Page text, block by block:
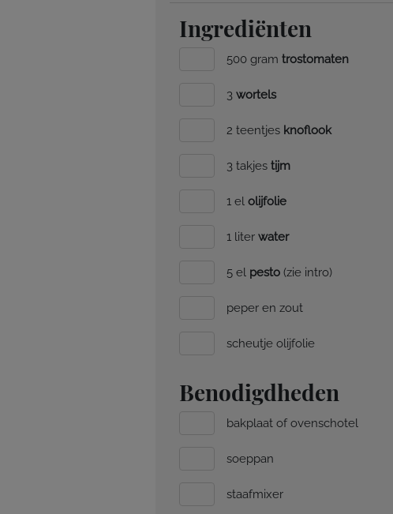
Ingrediënten
500 gram trostomaten
3 wortels
2 teentjes knoflook
3 takjes tijm
1 el olijfolie
1 liter water
5 el pesto (zie intro)
peper en zout
scheutje olijfolie
Benodigdheden
bakplaat of ovenschotel
soeppan
staafmixer